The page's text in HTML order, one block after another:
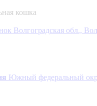
кошка
Волгоградская обл.,
Южный федеральный